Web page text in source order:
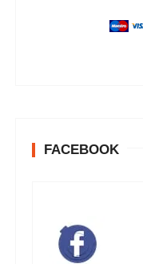
FACEBOOK